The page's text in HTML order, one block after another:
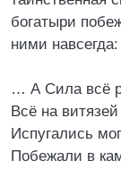
богатыри
ними навсегда:
… А Сила всё
Всё на
Испугались
Побежали в